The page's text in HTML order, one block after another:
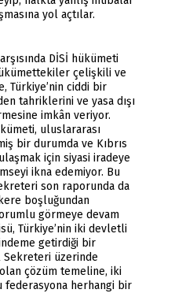
yol açtılar.
DİSİ hükümeti
çelişkili ve
Türkiye’nin ciddi bir
tahriklerini ve yasa dışı
imkân veriyor.
uluslararası
bir durumda ve Kıbrıs
için siyasi iradeye
ikna edemiyor. Bu
son raporunda da
boşluğundan
görmeye devam
Türkiye’nin iki devletli
getirdiği bir
Sekreteri üzerinde
çözüm temeline, iki
herhangi bir